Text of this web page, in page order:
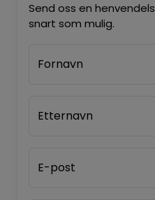
Send oss en
snart som mulig.
Fornavn
Etternavn
E-post